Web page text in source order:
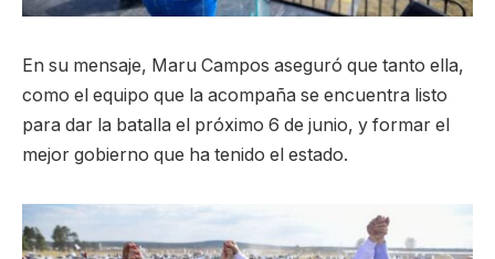
En su mensaje, Maru Campos aseguró que tanto ella,
como el equipo que la acompaña se encuentra listo
para dar la batalla el próximo 6 de junio, y formar el
mejor gobierno que ha tenido el estado.